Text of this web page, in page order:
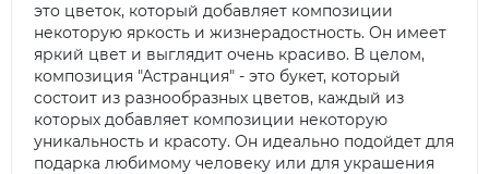
это цветок, который добавляет композиции
некоторую яркость и жизнерадостность. Он имеет
яркий цвет и выглядит очень красиво. В целом,
композиция "Астранция" - это букет, который
состоит из разнообразных цветов, каждый из
которых добавляет композиции некоторую
уникальность и красоту. Он идеально подойдет для
подарка любимому человеку или для украшения